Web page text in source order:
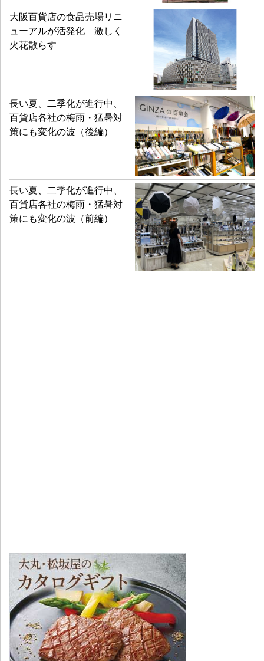
た。アゴラで起業し、ミロード1のフードマーケットにテナン
ト様として出店され開発商品を販売している方もいらっしゃ
います。
――厚木市はすでに人口減少を辿っているようですが、これ
からの本厚木エリアの可能性をどのように捉えていますか。
人口は減少しているものの、本厚木駅周辺は大型マンション
建設が続いていいます。加えて厚木市役所が本厚木駅東口に
移転し複合施設として整備されるなど、再開発計画もいくつ
か動いており、駅周辺の人口は増加していると実感していま
す。我々の施設は7年後に開業50周年を迎えますが、先行きに
対して楽観もしていませんが、悲観もしていません。開業50
年に向けてこれからもこれまで通り地域との共生を最大のテ
ーマとし、行政や地元企業、学校などとの連携を図り、地域
おこし、地域の課題解決に取り組みます。そして地域とのつ
ながりをより一層強め、本厚木エリアのランドマークにな
大阪百貨店の食品売場リニ
ューアルが活発化 激しく
火花散らす
長い夏、二季化が進行中、
百貨店各社の梅雨・猛暑対
策にも変化の波（後編）
長い夏、二季化が進行中、
百貨店各社の梅雨・猛暑対
策にも変化の波（前編）